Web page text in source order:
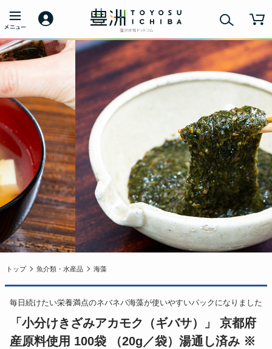
トップ 魚介類・水産品 海藻
毎日続けたい栄養満点のネバネバ海藻が使いやすいパックになりました
「小分けきざみアカモク（ギバサ）」 京都府
産原料使用 100袋 （20g／袋）湯通し済み ※